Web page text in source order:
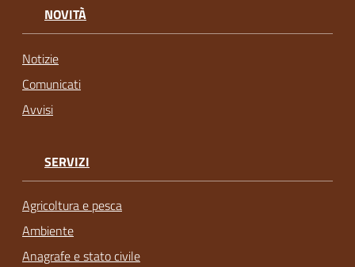
NOVITÀ
Notizie
Comunicati
Avvisi
SERVIZI
Agricoltura e pesca
Ambiente
Anagrafe e stato civile